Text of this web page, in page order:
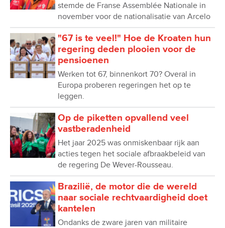
stemde de Franse Assemblée Nationale in
november voor de nationalisatie van Arcelo
"67 is te veel!" Hoe de Kroaten hun
regering deden plooien voor de
pensioenen
Werken tot 67, binnenkort 70? Overal in
Europa proberen regeringen het op te
leggen.
Op de piketten opvallend veel
vastberadenheid
Het jaar 2025 was onmiskenbaar rijk aan
acties tegen het sociale afbraakbeleid van
de regering De Wever-Rousseau.
Brazilië, de motor die de wereld
naar sociale rechtvaardigheid doet
kantelen
Ondanks de zware jaren van militaire